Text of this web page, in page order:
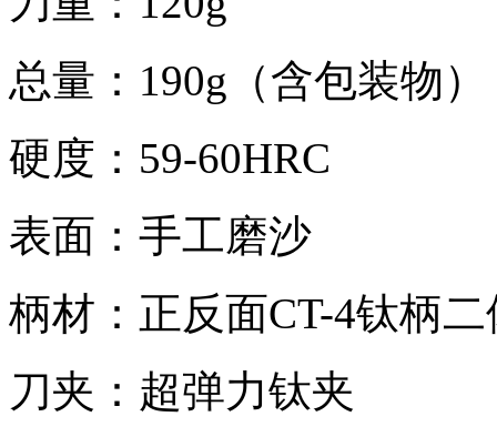
总量：190g（含包装物）
硬度：59-60HRC
表面：手工磨沙
柄材：正反面CT-4钛柄
刀夹：超弹力钛夹